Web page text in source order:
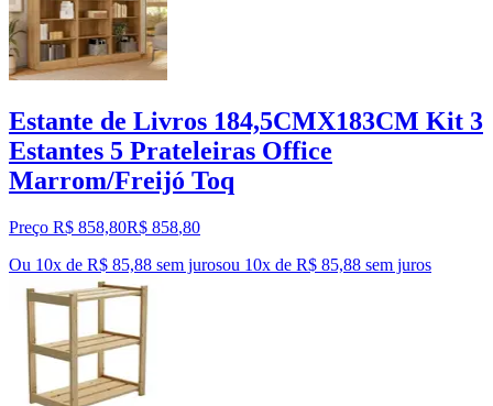
Estante de Livros 184,5CMX183CM Kit 3
Estantes 5 Prateleiras Office
Marrom/Freijó Toq
Preço R$ 858,80R$ 858,80
Ou 10x de R$ 85,88 sem jurosou 10x de R$ 85,88 sem juros